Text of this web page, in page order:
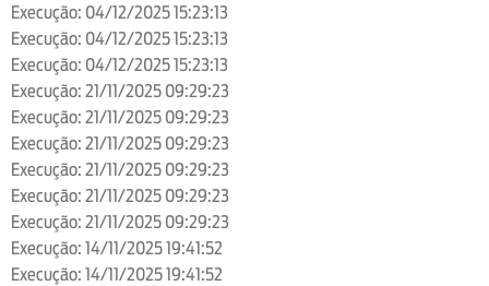
Execução: 04/12/2025 15:23:13
Execução: 04/12/2025 15:23:13
Execução: 04/12/2025 15:23:13
Execução: 21/11/2025 09:29:23
Execução: 21/11/2025 09:29:23
Execução: 21/11/2025 09:29:23
Execução: 21/11/2025 09:29:23
Execução: 21/11/2025 09:29:23
Execução: 21/11/2025 09:29:23
Execução: 14/11/2025 19:41:52
Execução: 14/11/2025 19:41:52